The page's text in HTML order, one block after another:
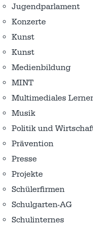
Jugendparlament
Konzerte
Kunst
Kunst
Medienbildung
MINT
Multimediales
Musik
Politik und
Prävention
Presse
Projekte
Schülerfirmen
Schulgarten-AG
Schulinternes